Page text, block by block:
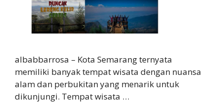
albabbarrosa – Kota Semarang ternyata
memiliki banyak tempat wisata dengan nuansa
alam dan perbukitan yang menarik untuk
dikunjungi. Tempat wisata …